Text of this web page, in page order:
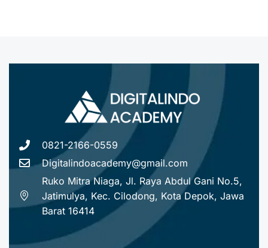
0821-2166-0559
Digitalindoacademy@gmail.com
Ruko Mitra Niaga, Jl. Raya Abdul Gani No.5,
Jatimulya, Kec. Cilodong, Kota Depok, Jawa
Barat 16414